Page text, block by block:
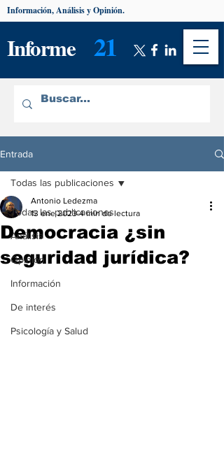
Informe 21
Información, Análisis y Opinión.
Entrada
Todas las publicaciones
Análisis
Opinión
Información
De interés
Psicología y Salud
Todas las publicaciones
Democracia ¿sin
seguridad jurídica?
Antonio Ledezma
13 ene 2023 4 min de lectura